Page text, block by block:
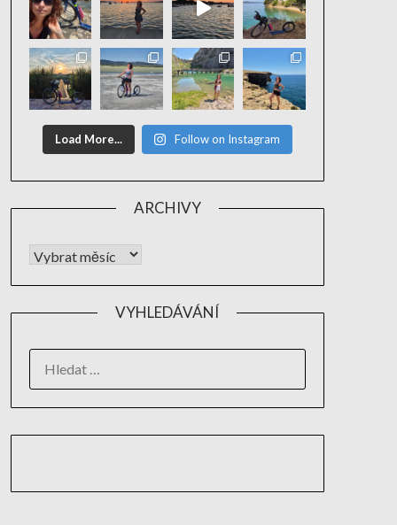
Load More... Follow on Instagram
ARCHIVY
VYHLEDÁVÁNÍ